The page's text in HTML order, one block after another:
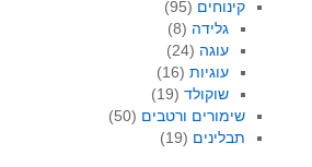
קינוחים (95)
גלידה (8)
עוגה (24)
עוגיות (16)
שוקולד (19)
שימורים ורטבים (50)
תבלינים (19)